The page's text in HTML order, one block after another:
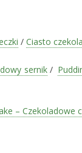
/ Ciasto
sernik/
– Czekoladowe